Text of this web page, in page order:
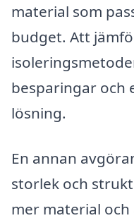
material som
budget. Att
besparingar och
lösning.
En annan
storlek och
mer material